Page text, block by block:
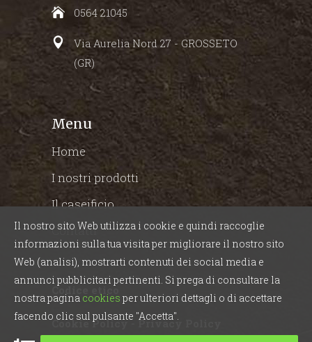
0564 21045
Via Aurelia Nord 27 - GROSSETO
(GR)
Menu
Home
I nostri prodotti
Il caseificio
Contatti
Codice etico
Cookie Policy- Privacy Policy
Il nostro sito Web utilizza i cookie e quindi raccoglie
informazioni sulla tua visita per migliorare il nostro sito
Web (analisi), mostrarti contenuti dei social media e
annunci pubblicitari pertinenti. Si prega di consultare la
nostra pagina cookies per ulteriori dettagli o di accettare
facendo clic sul pulsante "Accetta".